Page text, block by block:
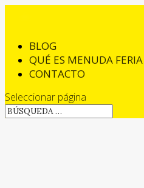
BLOG
QUÉ ES MENUDA FERIA
CONTACTO
Seleccionar página